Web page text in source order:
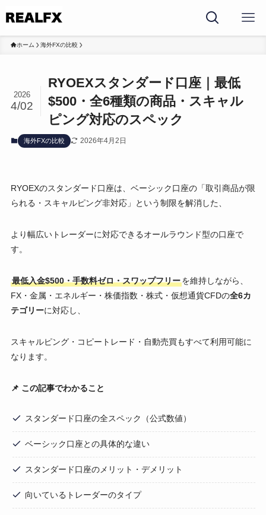
ホーム 海外FXの比較
RYOEXスタンダード口座｜最低
$500・全6種類の商品・スキャル
ピング対応のスペック
2026
4/02
海外FXの比較 2026年4月2日
RYOEXのスタンダード口座は、ベーシック口座の「取引商品が限
られる・スキャルピング非対応」という制限を解消した、
より幅広いトレーダーに対応できるオールラウンド型の口座で
す。
最低入金$500・手数料ゼロ・スワップフリーを維持しながら、
FX・金属・エネルギー・株価指数・株式・仮想通貨CFDの全6カ
テゴリーに対応し、
スキャルピング・コピートレード・自動売買もすべて利用可能に
なります。
📌 この記事でわかること
スタンダード口座の全スペック（公式数値）
ベーシック口座との具体的な違い
スタンダード口座のメリット・デメリット
向いているトレーダーのタイプ